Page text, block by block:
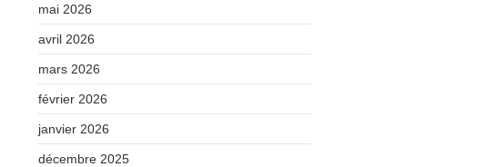
mai 2026
avril 2026
mars 2026
février 2026
janvier 2026
décembre 2025